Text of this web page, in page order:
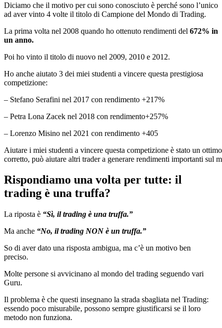
Diciamo che il motivo per cui sono conosciuto è perché sono l’unico
ad aver vinto 4 volte il titolo di Campione del Mondo di Trading.
La prima volta nel 2008 quando ho ottenuto rendimenti del 672% in
un anno.
Poi ho vinto il titolo di nuovo nel 2009, 2010 e 2012.
Ho anche aiutato 3 dei miei studenti a vincere questa prestigiosa
competizione:
– Stefano Serafini nel 2017 con rendimento +217%
– Petra Lona Zacek nel 2018 con rendimento+257%
– Lorenzo Misino nel 2021 con rendimento +405
Aiutare i miei studenti a vincere questa competizione è stato un
corretto, può aiutare altri trader a generare rendimenti importanti sul
Rispondiamo una volta per tutte: il
trading è una truffa?
La riposta è “Sì, il trading è una truffa.”
Ma anche “No, il trading NON è un truffa.”
So di aver dato una risposta ambigua, ma c’è un motivo ben
preciso.
Molte persone si avvicinano al mondo del trading seguendo vari
Guru.
Il problema è che questi insegnano la strada sbagliata nel Trading:
essendo poco misurabile, possono sempre giustificarsi se il loro
metodo non funziona.